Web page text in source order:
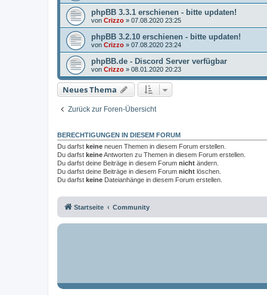
phpBB 3.3.1 erschienen - bitte updaten!
von Crizzo » 07.08.2020 23:25
phpBB 3.2.10 erschienen - bitte updaten!
von Crizzo » 07.08.2020 23:24
phpBB.de - Discord Server verfügbar
von Crizzo » 08.01.2020 20:23
Neues Thema
Zurück zur Foren-Übersicht
BERECHTIGUNGEN IN DIESEM FORUM
Du darfst keine neuen Themen in diesem Forum erstellen.
Du darfst keineAntworten zu Themen in diesem Forum erstellen.
Du darfst deine Beiträge in diesem Forum nicht ändern.
Du darfst deine Beiträge in diesem Forum nicht löschen.
Du darfst keine Dateianhänge in diesem Forum erstellen.
Startseite Community